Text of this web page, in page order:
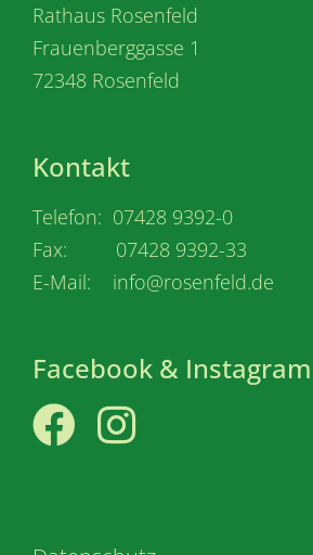
Rathaus Rosenfeld
Frauenberggasse 1
72348 Rosenfeld
Kontakt
Telefon: 07428 9392-0
Fax: 07428 9392-33
E-Mail: info@rosenfeld.de
Facebook & Instagram